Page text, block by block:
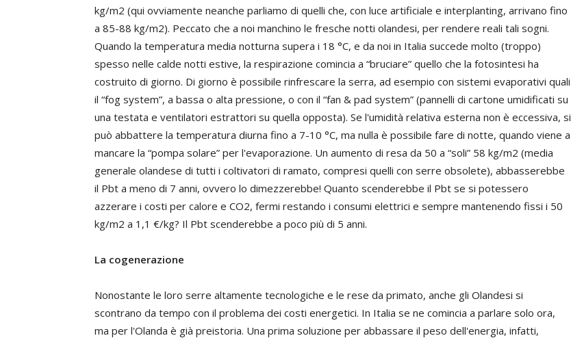
kg/m2 (qui ovviamente neanche parliamo di quelli che, con luce artificiale e interplanting, arrivano fino
a 85-88 kg/m2). Peccato che a noi manchino le fresche notti olandesi, per rendere reali tali sogni.
Quando la temperatura media notturna supera i 18 °C, e da noi in Italia succede molto (troppo)
spesso nelle calde notti estive, la respirazione comincia a “bruciare” quello che la fotosintesi ha
costruito di giorno. Di giorno è possibile rinfrescare la serra, ad esempio con sistemi evaporativi quali
il “fog system”, a bassa o alta pressione, o con il “fan & pad system” (pannelli di cartone umidificati su
una testata e ventilatori estrattori su quella opposta). Se l'umidità relativa esterna non è eccessiva, si
può abbattere la temperatura diurna fino a 7-10 °C, ma nulla è possibile fare di notte, quando viene a
mancare la “pompa solare” per l'evaporazione. Un aumento di resa da 50 a “soli” 58 kg/m2 (media
generale olandese di tutti i coltivatori di ramato, compresi quelli con serre obsolete), abbasserebbe
il Pbt a meno di 7 anni, ovvero lo dimezzerebbe! Quanto scenderebbe il Pbt se si potessero
azzerare i costi per calore e CO2, fermi restando i consumi elettrici e sempre mantenendo fissi i 50
kg/m2 a 1,1 €/kg? Il Pbt scenderebbe a poco più di 5 anni.
La cogenerazione
Nonostante le loro serre altamente tecnologiche e le rese da primato, anche gli Olandesi si
scontrano da tempo con il problema dei costi energetici. In Italia se ne comincia a parlare solo ora,
ma per l'Olanda è già preistoria. Una prima soluzione per abbassare il peso dell'energia, infatti,